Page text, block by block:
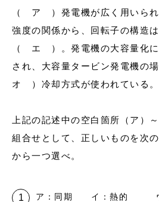
（ ア ）発電機が広く用いら
強度の関係から、回転子の構
（ エ ）。発電機の大容量化に
され、大容量タービン発電機の
オ ）冷却方式が使われている。
上記の記述中の空白箇所（ア）
組合せとして、正しいものを次
から一つ選べ。
ア：同期 イ：熱的